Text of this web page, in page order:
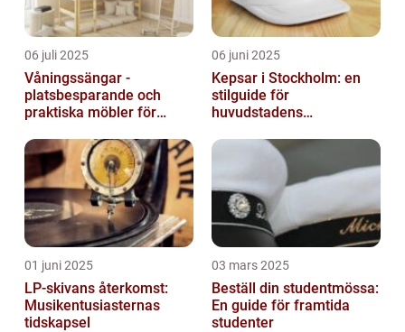
06 juli 2025
Våningssängar -
platsbesparande och
praktiska möbler för
06 juni 2025
Kepsar i Stockholm: en
stilguide för
huvudstadens
01 juni 2025
LP-skivans återkomst:
Musikentusiasternas
tidskapsel
03 mars 2025
Beställ din studentmössa:
En guide för framtida
studenter